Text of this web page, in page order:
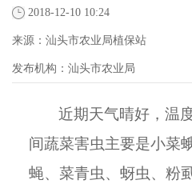
2018-12-10 10:24
来源： 汕头市农业局植保站
发布机构： 汕头市农业局
近期天气晴好，温
间蔬菜害虫主要是小菜
蝇、菜青虫、蚜虫、粉